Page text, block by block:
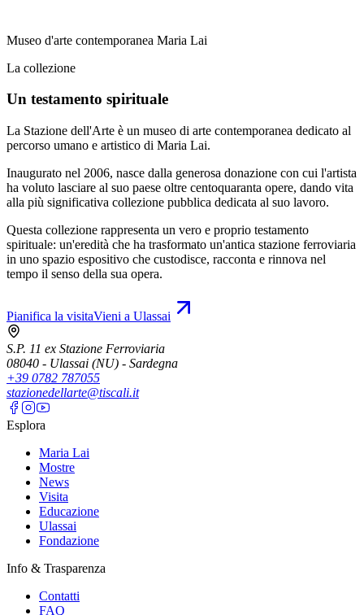
Museo d'arte contemporanea Maria Lai
La collezione
Un testamento spirituale
La Stazione dell'Arte è un museo di arte contemporanea dedicato al
percorso umano e artistico di Maria Lai.
Inaugurato nel 2006, nasce dalla generosa donazione con cui l'artista
ha voluto lasciare al suo paese oltre centoquaranta opere, dando vita
alla più significativa collezione pubblica dedicata al suo lavoro.
Questa collezione rappresenta un vero e proprio testamento
spirituale: un'eredità che ha trasformato un'antica stazione ferroviaria
in uno spazio espositivo che custodisce, racconta e rinnova nel
tempo il senso della sua opera.
Pianifica la visitaVieni a Ulassai
S.P. 11 ex Stazione Ferroviaria
08040 - Ulassai (NU) - Sardegna
+39 0782 787055
stazionedellarte@tiscali.it
Esplora
Maria Lai
Mostre
News
Visita
Educazione
Ulassai
Fondazione
Info & Trasparenza
Contatti
FAQ